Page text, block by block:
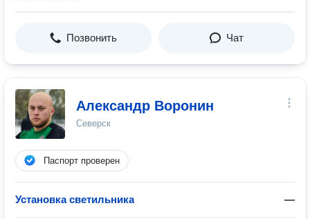
Позвонить Чат
Александр Воронин
Северск
Паспорт проверен
Установка светильника —